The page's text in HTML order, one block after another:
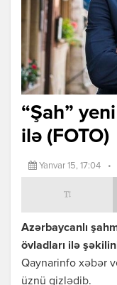
“Şah”
ilə (FOTO)
Yanvar 15, 17:04 •
Azərbaycanlı
övladları ilə
Qaynarinfo xəbər
üznü gizlədib.